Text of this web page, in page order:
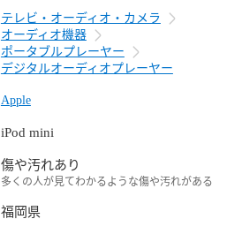
テレビ・オーディオ・カメラ
オーディオ機器
ポータブルプレーヤー
デジタルオーディオプレーヤー
Apple
iPod mini
傷や汚れあり
多くの人が見てわかるような傷や汚れがある
福岡県